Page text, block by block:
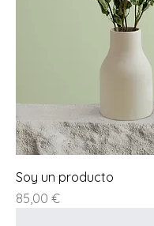
Soy un producto
Prezzo
85,00 €